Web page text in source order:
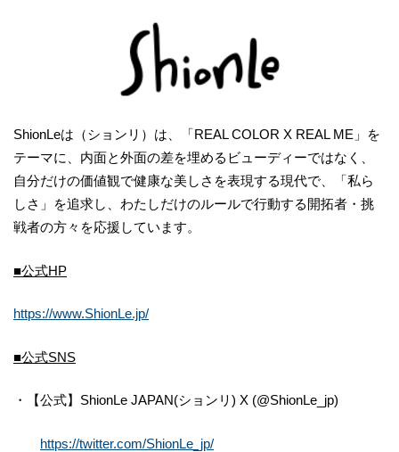
ShionLeは（ションリ）は、「REAL COLOR X REAL ME」を
テーマに、内面と外面の差を埋めるビューディーではなく、
自分だけの価値観で健康な美しさを表現する現代で、「私ら
しさ」を追求し、わたしだけのルールで行動する開拓者・挑
戦者の方々を応援しています。
■公式HP
https://www.ShionLe.jp/
■公式SNS
・【公式】ShionLe JAPAN(ションリ) X (@ShionLe_jp)
https://twitter.com/ShionLe_jp/